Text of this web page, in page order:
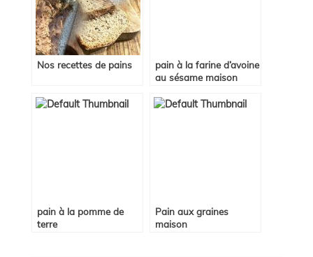
Nos recettes de pains
pain à la farine d’avoine
au sésame maison
pain à la pomme de
terre
Pain aux graines
maison